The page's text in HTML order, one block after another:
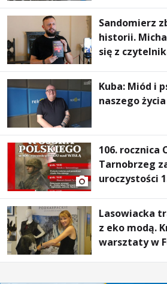
Sandomierz
historii.
się z
Kuba: Miód i
naszego życia
106. rocznica
Tarnobrzeg
uroczystości
Lasowiacka
z eko modą.
warsztaty w